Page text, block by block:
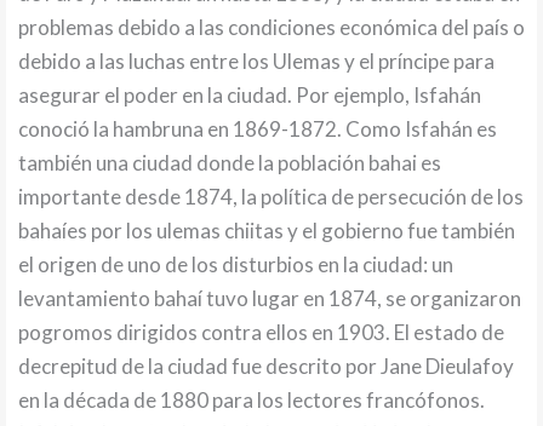
problemas debido a las condiciones económica del país o
debido a las luchas entre los Ulemas y el príncipe para
asegurar el poder en la ciudad. Por ejemplo, Isfahán
conoció la hambruna en 1869-1872. Como Isfahán es
también una ciudad donde la población bahai es
importante desde 1874, la política de persecución de los
bahaíes por los ulemas chiitas y el gobierno fue también
el origen de uno de los disturbios en la ciudad: un
levantamiento bahaí tuvo lugar en 1874, se organizaron
pogromos dirigidos contra ellos en 1903. El estado de
decrepitud de la ciudad fue descrito por Jane Dieulafoy
en la década de 1880 para los lectores francófonos.